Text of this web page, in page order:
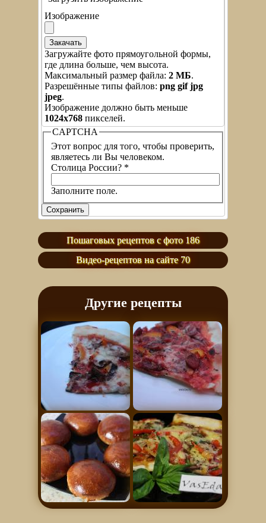
Изображение
Загружайте фото прямоугольной формы,
где длина больше, чем высота.
Максимальный размер файла: 2 МБ.
Разрешённые типы файлов: png gif jpg
jpeg.
Изображение должно быть меньше
1024x768 пикселей.
CAPTCHA
Этот вопрос для того, чтобы проверить,
являетесь ли Вы человеком.
Столица России? *
Заполните поле.
Пошаговых рецептов с фото 186
Видео-рецептов на сайте 70
Другие рецепты